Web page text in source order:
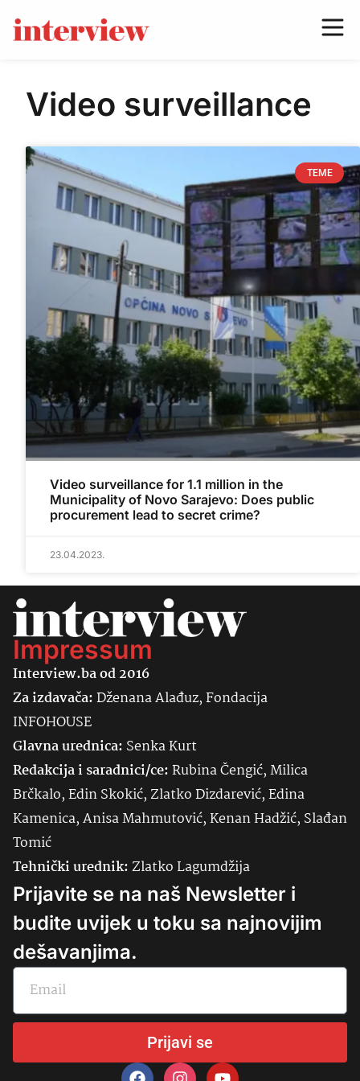
Video surveillance
TEME
Video surveillance for 1.1 million in the
Municipality of Novo Sarajevo: Does public
procurement lead to secret crime?
23.04.2023.
Impressum
Interview.ba od 2016
Za izdavača:Dženana Alađuz, Fondacija
INFOHOUSE
Glavna urednica: SenkaKurt
Redakcija i saradnici/ce:Rubina Čengić, Milica
Brčkalo, Edin Skokić, Zlatko Dizdarević, Edina
Kamenica, Anisa Mahmutović, Kenan Hadžić, Slađan
Tomić
Tehnički urednik:Zlatko Lagumdžija
Prijavite se na naš Newsletter i
budite uvijek u toku sa najnovijim
dešavanjima.
Prijavi se